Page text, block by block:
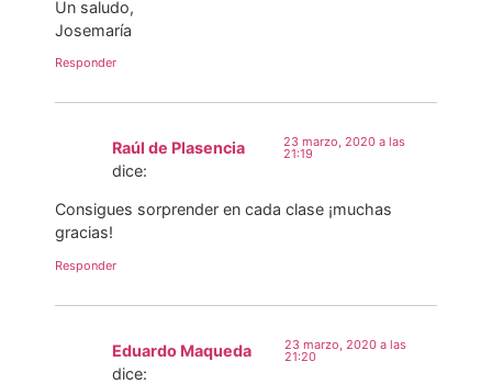
Un saludo,
Josemaría
Responder
Raúl de Plasencia
dice:
23 marzo, 2020 a las
21:19
Consigues sorprender en cada clase ¡muchas
gracias!
Responder
Eduardo Maqueda
dice:
23 marzo, 2020 a las
21:20